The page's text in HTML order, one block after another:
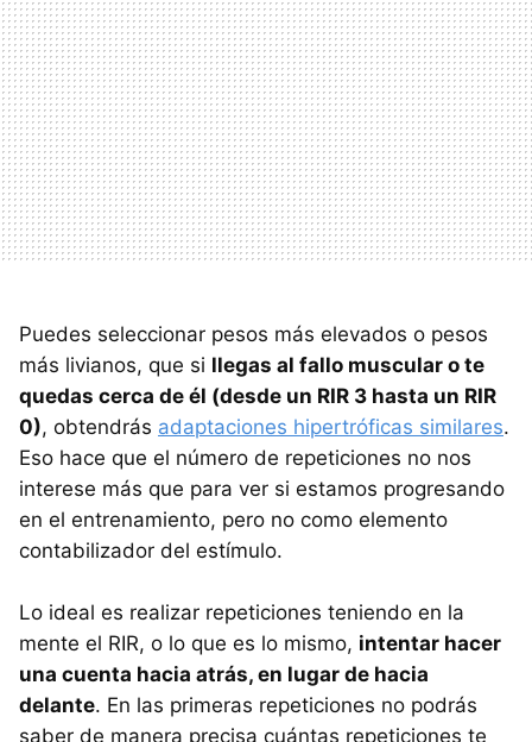
Puedes seleccionar pesos más elevados o pesos
más livianos, que si llegas al fallo muscular o te
quedas cerca de él (desde un RIR 3 hasta un RIR
0), obtendrás adaptaciones hipertróficas similares.
Eso hace que el número de repeticiones no nos
interese más que para ver si estamos progresando
en el entrenamiento, pero no como elemento
contabilizador del estímulo.
Lo ideal es realizar repeticiones teniendo en la
mente el RIR, o lo que es lo mismo, intentar hacer
una cuenta hacia atrás, en lugar de hacia
delante. En las primeras repeticiones no podrás
saber de manera precisa cuántas repeticiones te